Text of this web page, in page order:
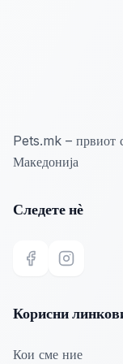
Pets.mk – првиот
Македонија
Следете нѐ
Корисни
Кои сме ние